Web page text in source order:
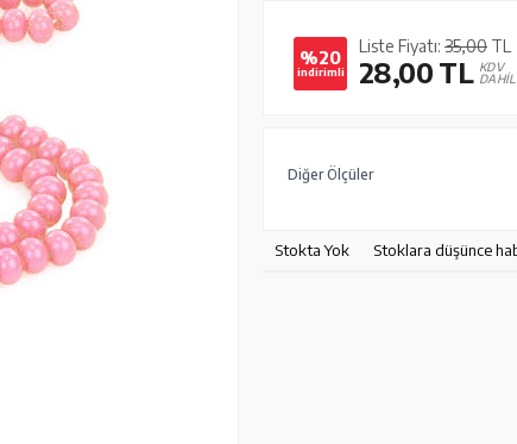
%20
indirimli
Liste Fiyatı: 35,00 TL
28,00TL KDV
DAHİL
Diğer Ölçüler
Stokta Yok Stoklara düşünce